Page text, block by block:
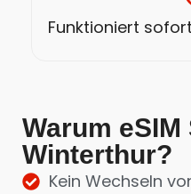
Funktioniert
Warum
Winterthur?
Kein Wechseln